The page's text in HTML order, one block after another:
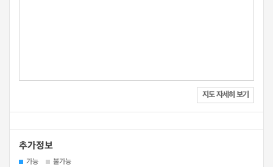
지도 자세히 보기
추가정보
가능 불가능